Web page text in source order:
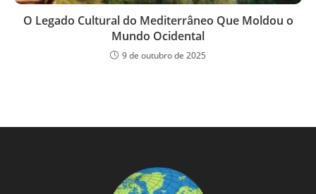
O Legado Cultural do Mediterrâneo Que Moldou o
Mundo Ocidental
9 de outubro de 2025